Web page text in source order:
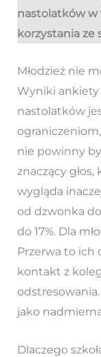
nastolatków w
korzystania ze
Młodzież nie
Wyniki ankiety
nastolatków
nie powinny
znaczący głos,
wygląda
od dzwonka
do 17%. Dla
Przerwa to ich
kontakt z
jako
Dlaczego